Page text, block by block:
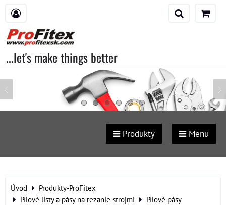
...let's make things better
Produkty Menu
Úvod
Produkty-ProFitex
Pílové listy a pásy na rezanie strojmi
Pílové pásy